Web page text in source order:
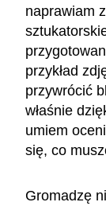
naprawiam
przykład
przywrócić
właśnie
umiem
się, co
Gromadzę